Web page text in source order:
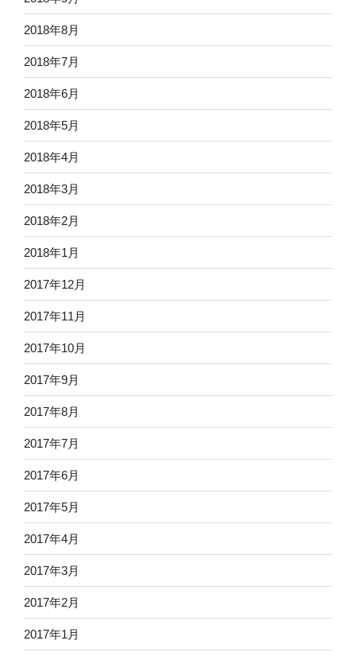
2018年8月
2018年7月
2018年6月
2018年5月
2018年4月
2018年3月
2018年2月
2018年1月
2017年12月
2017年11月
2017年10月
2017年9月
2017年8月
2017年7月
2017年6月
2017年5月
2017年4月
2017年3月
2017年2月
2017年1月